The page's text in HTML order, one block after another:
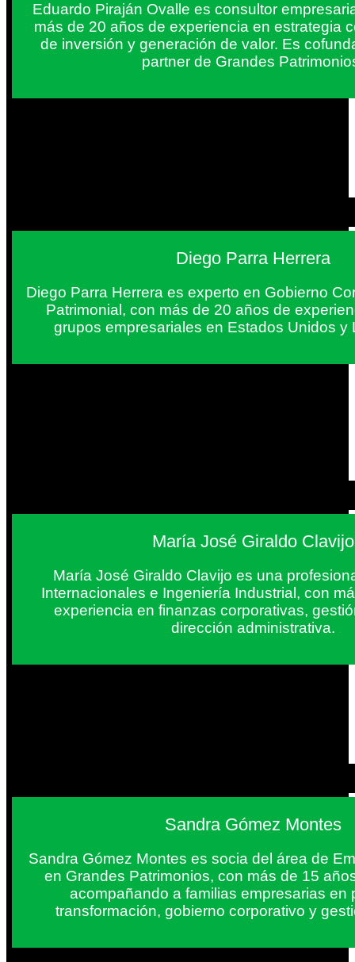
Eduardo Piraján Ovalle es consultor
más de 20 años de experiencia en estrategia
de inversión y generación de valor. Es
partner de Grandes
Diego Parra Herrera
Diego Parra Herrera es experto en Gobierno
Patrimonial, con más de 20 años de
grupos empresariales en Estados Unidos y
María José Giraldo Clavijo
María José Giraldo Clavijo es una
Internacionales e Ingeniería Industrial, con
experiencia en finanzas corporativas,
dirección administrativa.
Sandra Gómez Montes
Sandra Gómez Montes es socia del área de
en Grandes Patrimonios, con más de 15
acompañando a familias empresarias en
transformación, gobierno corporativo y